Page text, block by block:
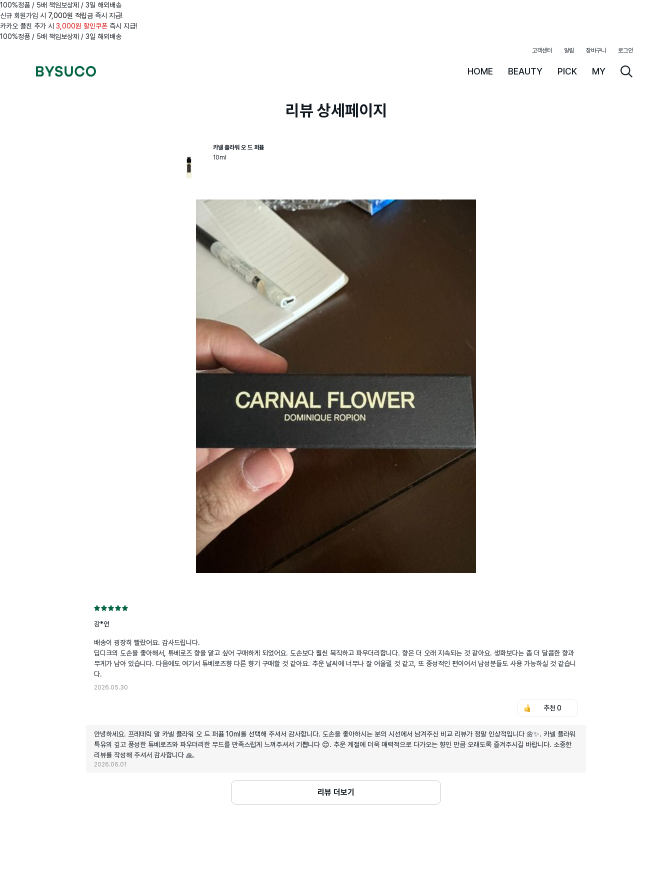
100%정품 / 5배 책임보상제 / 3일 해외배송
신규 회원가입 시 7,000원 적립금 즉시 지급!
카카오 플친 추가 시 3,000원 할인쿠폰 즉시 지급!
100%정품 / 5배 책임보상제 / 3일 해외배송
HOME BEAUTY PICK MY
고객센터 알림 장바구니 로그인
리뷰 상세페이지
카넬 플라워 오 드 퍼퓸
10ml
강*언
배송이 굉장히 빨랐어요. 감사드립니다.
딥디크의 도손을 좋아해서, 튜베로즈 향을 맡고 싶어 구매하게 되었어요. 도손보다 훨씬 묵직하고 파우더리합니다. 향은 더 오래 지속되는 것 같아요. 생화보다는 좀 더 달콤한 향과
무게가 남아 있습니다. 다음에도 여기서 튜베로즈향 다른 향기 구매할 것 같아요. 추운 날씨에 너무나 잘 어울릴 것 같고, 또 중성적인 편이어서 남성분들도 사용 가능하실 것 같습니
다.
2026.05.30
추천 0
안녕하세요. 프레데릭 말 카넬 플라워 오 드 퍼퓸 10ml를 선택해 주셔서 감사합니다. 도손을 좋아하시는 분의 시선에서 남겨주신 비교 리뷰가 정말 인상적입니다 🌼✨. 카넬 플라워
특유의 깊고 풍성한 튜베로즈와 파우더리한 무드를 만족스럽게 느껴주셔서 기쁩니다 😊. 추운 계절에 더욱 매력적으로 다가오는 향인 만큼 오래도록 즐겨주시길 바랍니다. 소중한
리뷰를 작성해 주셔서 감사합니다 🙏.
2026.06.01
리뷰 더보기